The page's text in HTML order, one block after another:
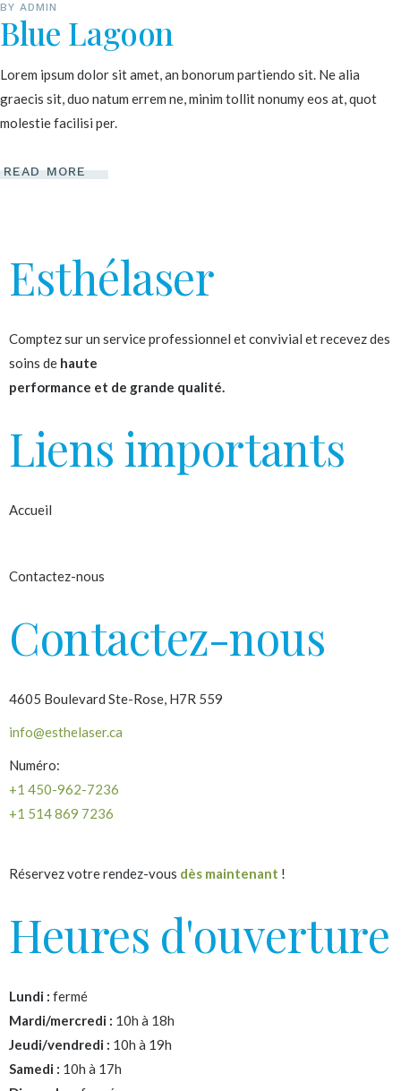
BY ADMIN
Blue Lagoon
Lorem ipsum dolor sit amet, an bonorum partiendo sit. Ne alia
graecis sit, duo natum errem ne, minim tollit nonumy eos at, quot
molestie facilisi per.
READ MORE
Esthélaser
Comptez sur un service professionnel et convivial et recevez des
soins de haute
performance et de grande qualité.
Liens importants
Accueil
Contactez-nous
Contactez-nous
4605 Boulevard Ste-Rose, H7R 559
info@esthelaser.ca
Numéro:
+1 450-962-7236
+1 514 869 7236
Réservez votre rendez-vous dès maintenant !
Heures d'ouverture
Lundi : fermé
Mardi/mercredi : 10h à 18h
Jeudi/vendredi : 10h à 19h
Samedi : 10h à 17h